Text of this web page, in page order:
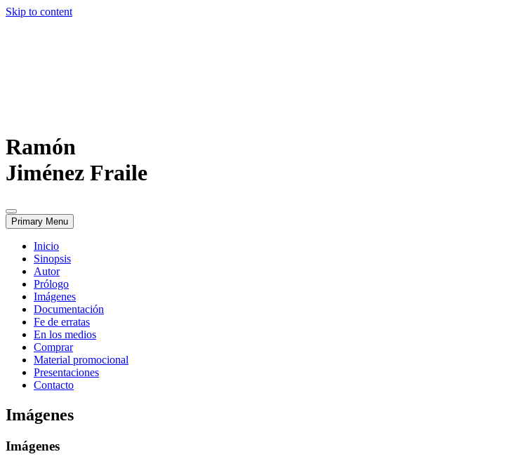
Skip to content
Ramón
Jiménez Fraile
Primary Menu
Inicio
Sinopsis
Autor
Prólogo
Imágenes
Documentación
Fe de erratas
En los medios
Comprar
Material promocional
Presentaciones
Contacto
Imágenes
Imágenes